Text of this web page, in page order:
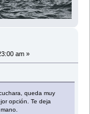
am »
queda muy
opción. Te deja